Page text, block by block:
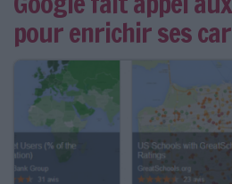
pour enrichir ses